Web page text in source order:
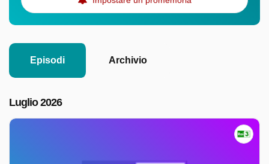
Episodi Archivio
Luglio 2026